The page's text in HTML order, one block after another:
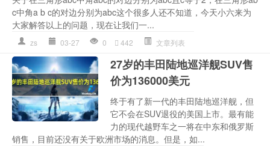
c中角a b c的对边分别为abc这个很多人还不知道，今天小六来为
大家解答以上的问题，现在让我们一...
zs 03-27 0 442 文章列表
27岁的丰田陆地巡洋舰SUV售
价为136000美元
终于有了新一代的丰田陆地巡洋舰，但
它不会在SUV退役的美国上市。最有能
力的现代越野车之一将在中东和俄罗斯
销售，目前还没有关于欧洲市场的消息。但是，如...